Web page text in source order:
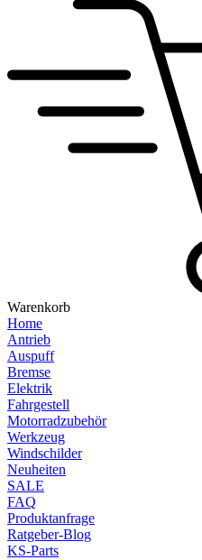
Warenkorb
Home
Antrieb
Auspuff
Bremse
Elektrik
Fahrgestell
Motorradzubehör
Werkzeug
Windschilder
Neuheiten
SALE
FAQ
Produktanfrage
Ratgeber-Blog
KS-Parts